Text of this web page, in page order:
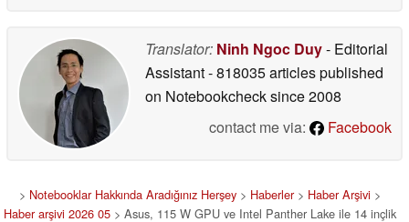
Translator: Ninh Ngoc Duy- Editorial
Assistant- 818035 articles published
on Notebookchecksince 2008
contact me via:
Facebook
> Notebooklar Hakkında Aradığınız Herşey > Haberler> Haber Arşivi >
Haber arşivi 2026 05 > Asus, 115 W GPU ve Intel Panther Lake ile 14 inçlik